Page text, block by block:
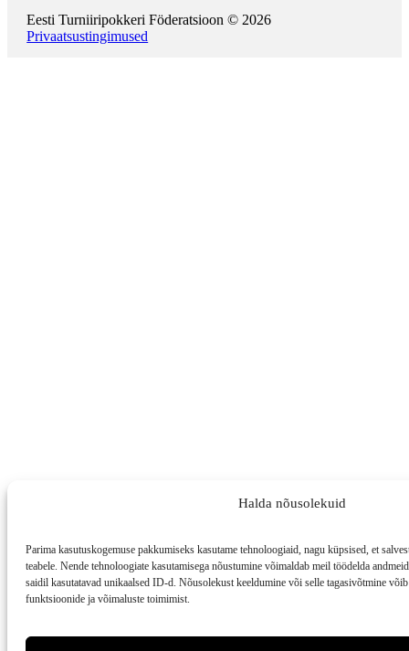
Halda nõusolekuid
Parima kasutuskogemuse pakkumiseks kasutame tehnoloogiaid, nagu küpsised, et
teabele. Nende tehnoloogiate kasutamisega nõustumine võimaldab meil töödelda
saidil kasutatavad unikaalsed ID-d. Nõusolekust keeldumine või selle tagasivõtmine
funktsioonide ja võimaluste toimimist.
Eesti Turniiripokkeri Föderatsioon © 2026
Privaatsustingimused